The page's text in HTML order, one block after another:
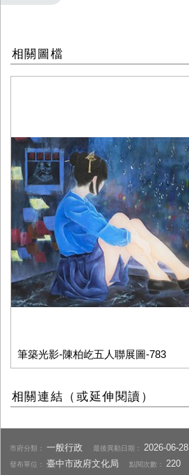
相關圖檔
筆築光影-陳柏屹五人聯展圖-783
相關連結（或延伸閱讀）
市府分類：一般行政 最後異動日期：2026-06-28
發布單位：臺中市政府文化局 點閱次數：220